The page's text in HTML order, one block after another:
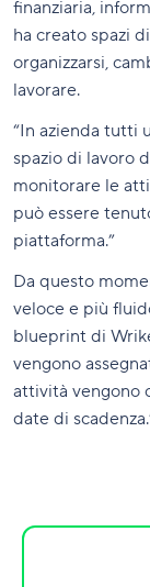
finanziaria,
ha creato spazi
organizzarsi,
lavorare.
“In azienda tutti
spazio di lavoro
monitorare le
può essere
piattaforma.”
Da questo
veloce e più
blueprint di
vengono
attività vengono
date di